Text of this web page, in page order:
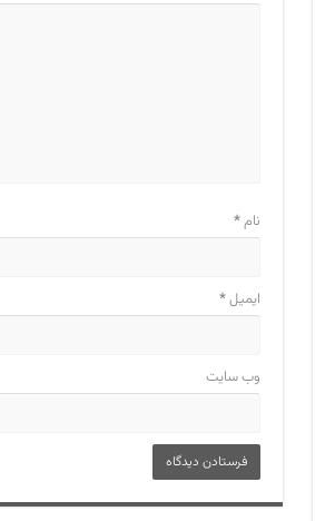
نام*
ایمیل*
وب‌ سایت